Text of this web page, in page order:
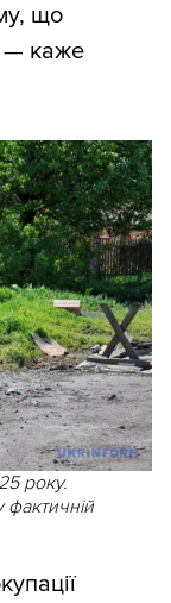
що
— каже
року.
фактичній